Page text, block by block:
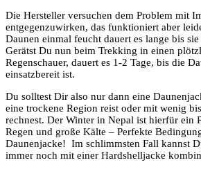
Die Hersteller versuchen dem Problem mit
entgegenzuwirken, das funktioniert aber
Daunen einmal feucht dauert es lange bis
Gerätst Du nun beim Trekking in einen
Regenschauer, dauert es 1-2 Tage, bis die
einsatzbereit ist.
Du solltest Dir also nur dann eine
eine trockene Region reist oder mit wenig
rechnest. Der Winter in Nepal ist hierfür ein
Regen und große Kälte – Perfekte
Daunenjacke! Im schlimmsten Fall kannst
immer noch mit einer Hardshelljacke